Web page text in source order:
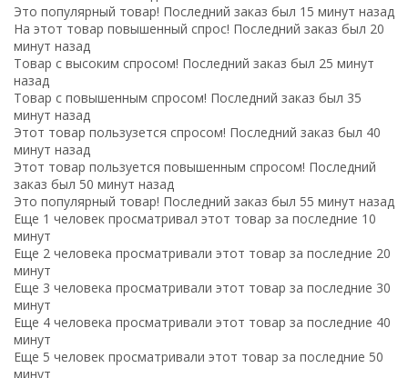
Это популярный товар! Последний заказ был 15 минут назад
На этот товар повышенный спрос! Последний заказ был 20
минут назад
Товар с высоким спросом! Последний заказ был 25 минут
назад
Товар с повышенным спросом! Последний заказ был 35
минут назад
Этот товар пользузется спросом! Последний заказ был 40
минут назад
Этот товар пользуется повышенным спросом! Последний
заказ был 50 минут назад
Это популярный товар! Последний заказ был 55 минут назад
Еще 1 человек просматривал этот товар за последние 10
минут
Еще 2 человека просматривали этот товар за последние 20
минут
Еще 3 человека просматривали этот товар за последние 30
минут
Еще 4 человека просматривали этот товар за последние 40
минут
Еще 5 человек просматривали этот товар за последние 50
минут